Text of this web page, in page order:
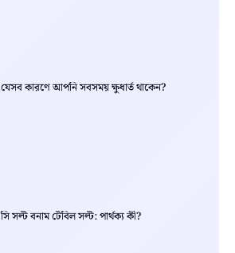
যেসব কারণে আপনি সবসময় ক্ষুধার্ত থাকেন?
সি সল্ট বনাম টেবিল সল্ট: পার্থক্য কী?